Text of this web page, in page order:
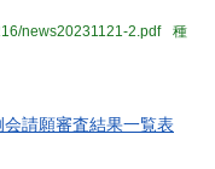
news20231121-2.pdf
種
請願審査結果一覧表